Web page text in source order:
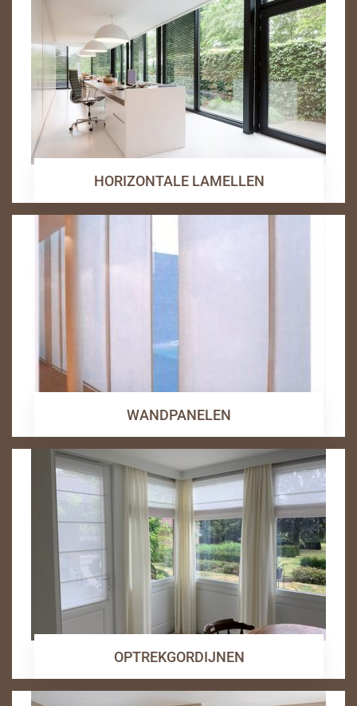
HORIZONTALE LAMELLEN
WANDPANELEN
OPTREKGORDIJNEN